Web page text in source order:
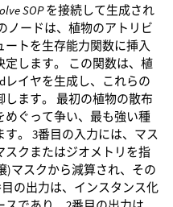
SOPを接続して生成され
ノードは、植物のアトリビ
ートを生存能力関数に挿入
定します。 この関数は、植
レイヤを生成し、これらの
ます。 最初の植物の散布
ぐって争い、最も強い種
。 3番目の入力には、マス
スクまたはジオメトリを指
)マスクから減算され、その
の出力は、インスタンス化